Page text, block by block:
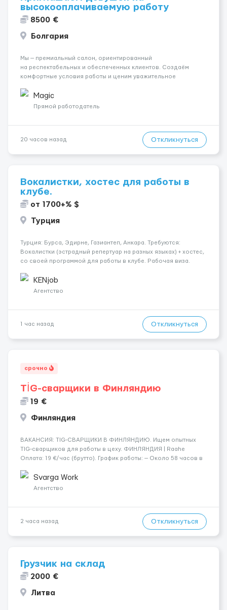
высокооплачиваемую работу
8500 €
Болгария
Мы — премиальный салон, ориентированный
на респектабельных и обеспеченных клиентов. Создаём
комфортные условия работы и ценим уважительное
💎 Высокий доход — от 2000 € в неделю и выше 💎 Честная
сис...
Magic
Прямой работодатель
20 часов назад Откликнуться
Вокалистки, хостес для работы в
клубе.
от 1700+% $
Турция
Турция: Бурса, Эдирне, Газиантеп, Анкара. Требуются:
Вокалистки (эстрадный репертуар на разных языках) + хостеc,
со своей программой для работы в клубе. Рабочая виза.
одного до трех месяцев. Мед. страховка. Высокая зарплат...
KENjob
Агентство
1 час назад Откликнуться
срочно
TİG-сварщики в Финляндию
19 €
Финляндия
​​ВАКАНСИЯ: TIG-СВАРЩИКИ В ФИНЛЯНДИЮ. Ищем опытных
TIG-сварщиков для работы в цеху. ФИНЛЯНДИЯ | Raahe
Оплата: 19 €/час (брутто). График работы: — Около 58 часов в
переработки. Дата начала: — Как можно скорее....
Svarga Work
Агентство
2 часа назад Откликнуться
Грузчик на склад
2000 €
Литва